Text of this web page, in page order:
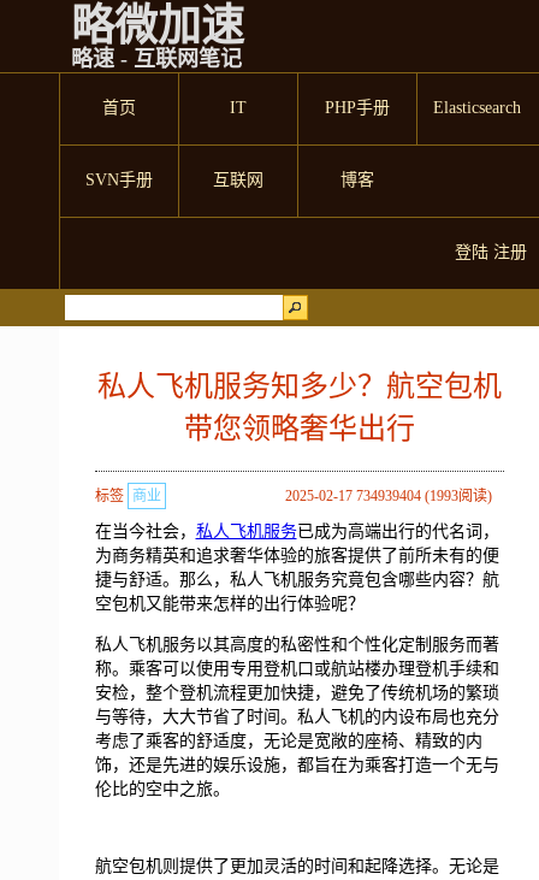
略微加速
略速 - 互联网笔记
首页 IT PHP手册 Elasticsearch
SVN手册 互联网 博客
登陆 注册
私人飞机服务知多少？航空包机
带您领略奢华出行
2025-02-17 734939404 (1993阅读)
标签 商业
在当今社会， 私人飞机服务已成为高端出行的代名词，
为商务精英和追求奢华体验的旅客提供了前所未有的便
捷与舒适。那么，私人飞机服务究竟包含哪些内容？航
空包机又能带来怎样的出行体验呢？
私人飞机服务以其高度的私密性和个性化定制服务而著
称。乘客可以使用专用登机口或航站楼办理登机手续和
安检，整个登机流程更加快捷，避免了传统机场的繁琐
与等待，大大节省了时间。私人飞机的内设布局也充分
考虑了乘客的舒适度，无论是宽敞的座椅、精致的内
饰，还是先进的娱乐设施，都旨在为乘客打造一个无与
伦比的空中之旅。
航空包机则提供了更加灵活的时间和起降选择。无论是